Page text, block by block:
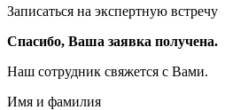
Записаться на экспертную встречу
Спасибо, Ваша заявка получена.
Наш сотрудник свяжется с Вами.
Имя и фамилия